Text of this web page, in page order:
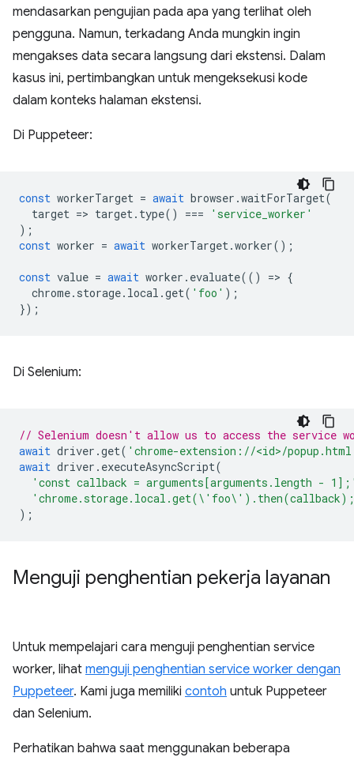
mendasarkan pengujian pada apa yang terlihat oleh
pengguna. Namun, terkadang Anda mungkin ingin
mengakses data secara langsung dari ekstensi. Dalam
kasus ini, pertimbangkan untuk mengeksekusi kode
dalam konteks halaman ekstensi.
Di Puppeteer:
const workerTarget = await browser .waitForTarget(
target => target. type() ===
'service_worker'
);
const worker = await workerTarget.worker();
const value = await worker . evaluate(() => {
chrome. storage. local .get( 'foo' );
});
Di Selenium:
// Selenium doesn't allow us to access the service
await driver .get( 'chrome-extension://<id>/
await driver . executeAsyncScript(
'const callback = arguments[arguments.length -
);
Menguji penghentian pekerja layanan
Untuk mempelajari cara menguji penghentian service
worker, lihat menguji penghentian service worker dengan
Puppeteer. Kami juga memiliki contoh untuk Puppeteer
dan Selenium.
Perhatikan bahwa saat menggunakan beberapa